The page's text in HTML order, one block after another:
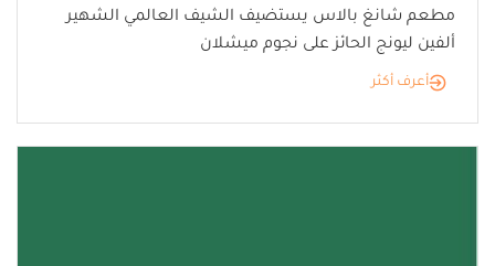
مطعم شانغ بالاس يستضيف الشيف العالمي الشهير
ألفين ليونج الحائز على نجوم ميشلان
أعرف أكثر